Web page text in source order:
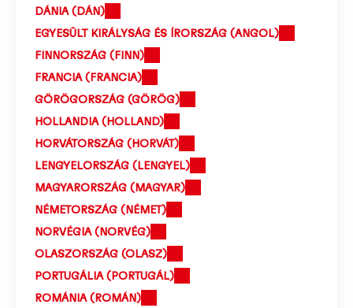
DÁNIA (DÁN)
EGYESÜLT KIRÁLYSÁG ÉS ÍRORSZÁG (ANGOL)
FINNORSZÁG (FINN)
FRANCIA (FRANCIA)
GÖRÖGORSZÁG (GÖRÖG)
HOLLANDIA (HOLLAND)
HORVÁTORSZÁG (HORVÁT)
LENGYELORSZÁG (LENGYEL)
MAGYARORSZÁG (MAGYAR)
NÉMETORSZÁG (NÉMET)
NORVÉGIA (NORVÉG)
OLASZORSZÁG (OLASZ)
PORTUGÁLIA (PORTUGÁL)
ROMÁNIA (ROMÁN)